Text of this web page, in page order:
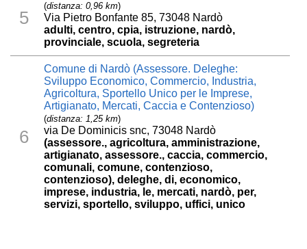
5
(distanza: 0,96 km)
Via Pietro Bonfante 85, 73048 Nardò
adulti, centro, cpia, istruzione, nardò,
provinciale, scuola, segreteria
6
Comune di Nardò (Assessore. Deleghe:
Sviluppo Economico, Commercio, Industria,
Agricoltura, Sportello Unico per le Imprese,
Artigianato, Mercati, Caccia e Contenzioso)
(distanza: 1,25 km)
via De Dominicis snc, 73048 Nardò
(assessore., agricoltura, amministrazione,
artigianato, assessore., caccia, commercio,
comunali, comune, contenzioso,
contenzioso), deleghe, di, economico,
imprese, industria, le, mercati, nardò, per,
servizi, sportello, sviluppo, uffici, unico